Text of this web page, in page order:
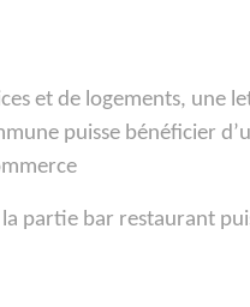
et de logements, une
puisse bénéficier
partie bar restaurant